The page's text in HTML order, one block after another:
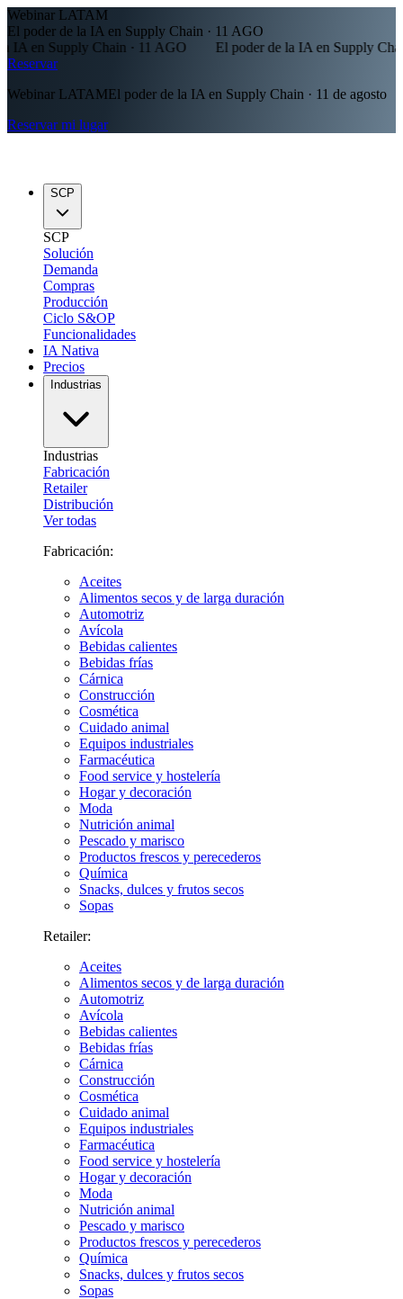
Webinar LATAM
El poder de la IA en Supply Chain · 11 AGO
Supply Chain · 11 AGO
El poder de la IA en Supply Chain · 11
Reservar
Webinar LATAMEl poder de la IA en Supply Chain · 11 de agosto
Reservar mi lugar
SCP
SCP
Solución
Demanda
Compras
Producción
Ciclo S&OP
Funcionalidades
IA Nativa
Precios
Industrias
Industrias
Fabricación
Retailer
Distribución
Ver todas
Fabricación:
Aceites
Alimentos secos y de larga duración
Automotriz
Avícola
Bebidas calientes
Bebidas frías
Cárnica
Construcción
Cosmética
Cuidado animal
Equipos industriales
Farmacéutica
Food service y hostelería
Hogar y decoración
Moda
Nutrición animal
Pescado y marisco
Productos frescos y perecederos
Química
Snacks, dulces y frutos secos
Sopas
Retailer:
Aceites
Alimentos secos y de larga duración
Automotriz
Avícola
Bebidas calientes
Bebidas frías
Cárnica
Construcción
Cosmética
Cuidado animal
Equipos industriales
Farmacéutica
Food service y hostelería
Hogar y decoración
Moda
Nutrición animal
Pescado y marisco
Productos frescos y perecederos
Química
Snacks, dulces y frutos secos
Sopas